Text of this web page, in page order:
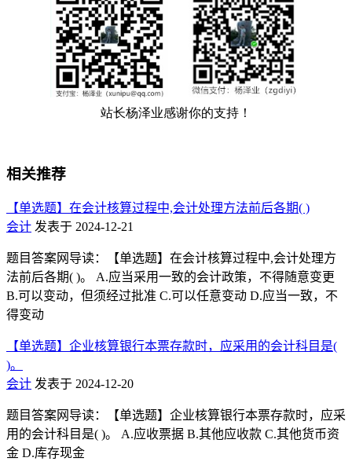
相关推荐
【单选题】在会计核算过程中,会计处理方法前后各期( )
会计 发表于 2024-12-21
题目答案网导读：【单选题】在会计核算过程中,会计处理方
法前后各期( )。 A.应当采用一致的会计政策，不得随意变更
B.可以变动，但须经过批准 C.可以任意变动 D.应当一致，不
得变动
【单选题】企业核算银行本票存款时，应采用的会计科目是(
)。
会计 发表于 2024-12-20
题目答案网导读：【单选题】企业核算银行本票存款时，应采
用的会计科目是( )。 A.应收票据 B.其他应收款 C.其他货币资
金 D.库存现金